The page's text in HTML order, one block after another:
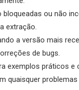
ou não
extração.
a versão mais
de bugs.
exemplos práticos e
quaisquer